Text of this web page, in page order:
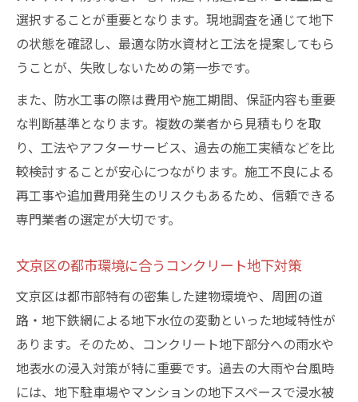
と選び方
最新のコンクリート地下防水技術を比較
現場に最適なコンクリート地下工法の選定
基準
コンクリート地下防水で失敗しない工法の
選択
コンクリート地下防水の信頼性を高める工
法とは
コンクリート地下防水工事で使える補助金
コンクリート地下防水における申請手続き
の流れ
補助金活用でコンクリート地下防水費用を
削減
選択することが重要となります。現地調査を通じて地下
の状態を確認し、最適な防水資材と工法を提案してもら
うことが、失敗しないための第一歩です。
また、防水工事の際は費用や施工期間、保証内容も重要
な判断基準となります。複数の業者から見積もりを取
り、工法やアフターサービス、過去の施工実績などを比
較検討することが安心につながります。施工不良による
再工事や追加費用発生のリスクもあるため、信頼できる
専門業者の選定が大切です。
文京区の都市環境に合うコンクリート地下対策
文京区は都市部特有の密集した建物環境や、周囲の道
路・地下鉄網による地下水位の変動といった地域特性が
あります。そのため、コンクリート地下部分への雨水や
地表水の浸入対策が特に重要です。過去の大雨や台風時
には、地下駐車場やマンションの地下スペースで浸水被